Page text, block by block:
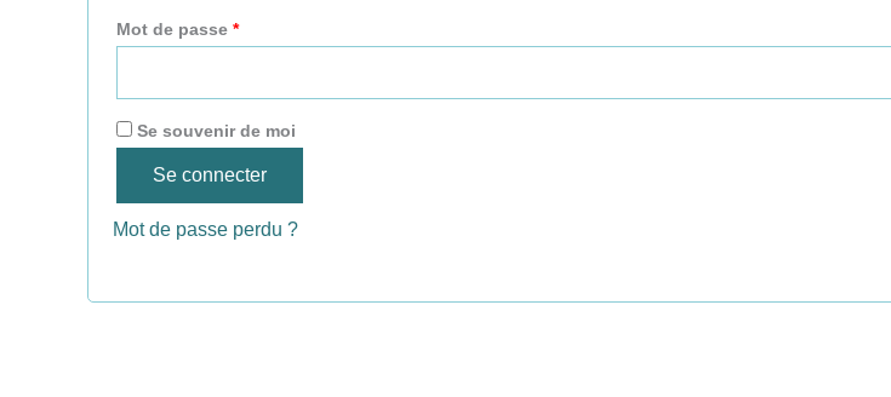
Mot de passe *
Se souvenir de moi
Se connecter
Mot de passe perdu ?